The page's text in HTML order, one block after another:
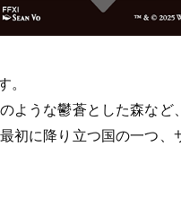
。
ような鬱蒼とした森な
初に降り立つ国の一つ